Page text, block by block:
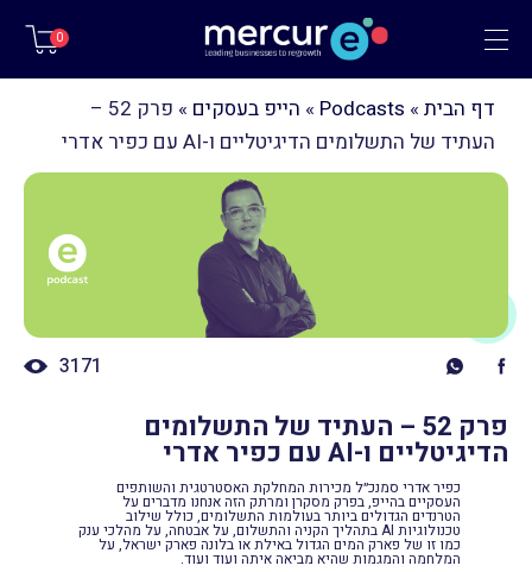
תפריט 0
דף הבית »
Podcasts
» הייפ בעסקים »
פרק 52 –
העתיד של התשלומים הדיגיטליים ו-AI עם כפיר אדרי
3171
פרק 52 – העתיד של התשלומים
הדיגיטליים ו-AI עם כפיר אדרי
כפיר אדרי סמנכ״ל מכירות המחלקת האסטרטגית והשותפים
העסקיים בהייפ, בפרק מסקרן ומרתק הזה אנחנו מדברים על
הטרנדים הגדולים ביותר בעולמות התשלומים, כולל שילוב
טכנולוגיות AI בתהליך הקניה והתשלום, על אבטחה, על מהלכי ענק
כמו זו של פארק המים הגדול באילת או בלונה פארק ישראל, על
המלחמה והמגמות שהיא מביאה איתה ועוד ועוד.